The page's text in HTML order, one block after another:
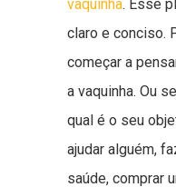
vaquinha. Esse
claro e conciso.
começar a
a vaquinha. Ou
qual é o seu
ajudar alguém,
saúde, comprar